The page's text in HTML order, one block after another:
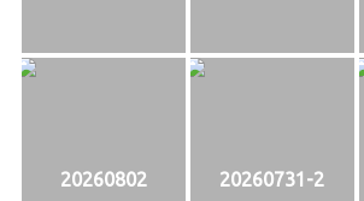
20260802 20260731-2